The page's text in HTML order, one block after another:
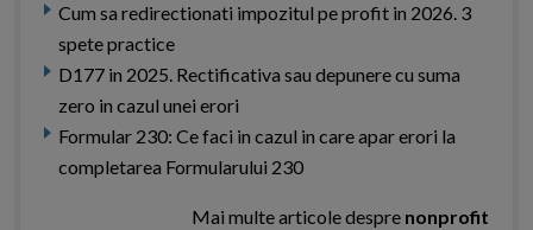
Cum sa redirectionati impozitul pe profit in 2026. 3
spete practice
D177 in 2025. Rectificativa sau depunere cu suma
zero in cazul unei erori
Formular 230: Ce faci in cazul in care apar erori la
completarea Formularului 230
Mai multe articole despre nonprofit